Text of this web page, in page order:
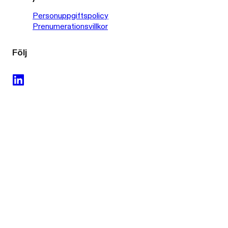
Personuppgiftspolicy
Prenumerationsvillkor
Följ